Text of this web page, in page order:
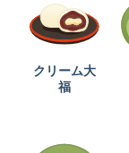
クリーム大
福